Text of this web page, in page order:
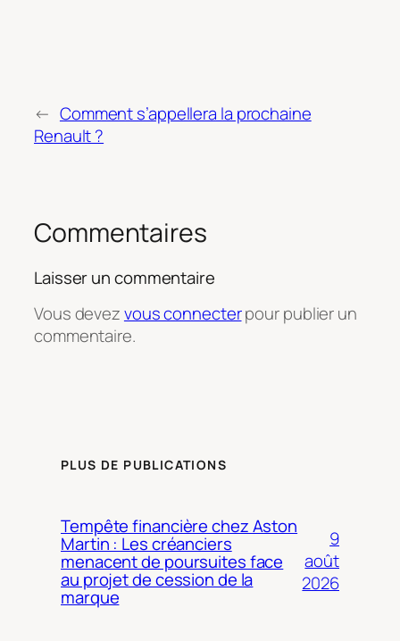
← Comment s’appellera la prochaine
Renault ?
Commentaires
Laisser un commentaire
Vous devezvous connecterpour publier un
commentaire.
PLUS DE PUBLICATIONS
Tempête financière chez Aston
Martin : Les créanciers
menacent de poursuites face
au projet de cession de la
marque
9
août
2026